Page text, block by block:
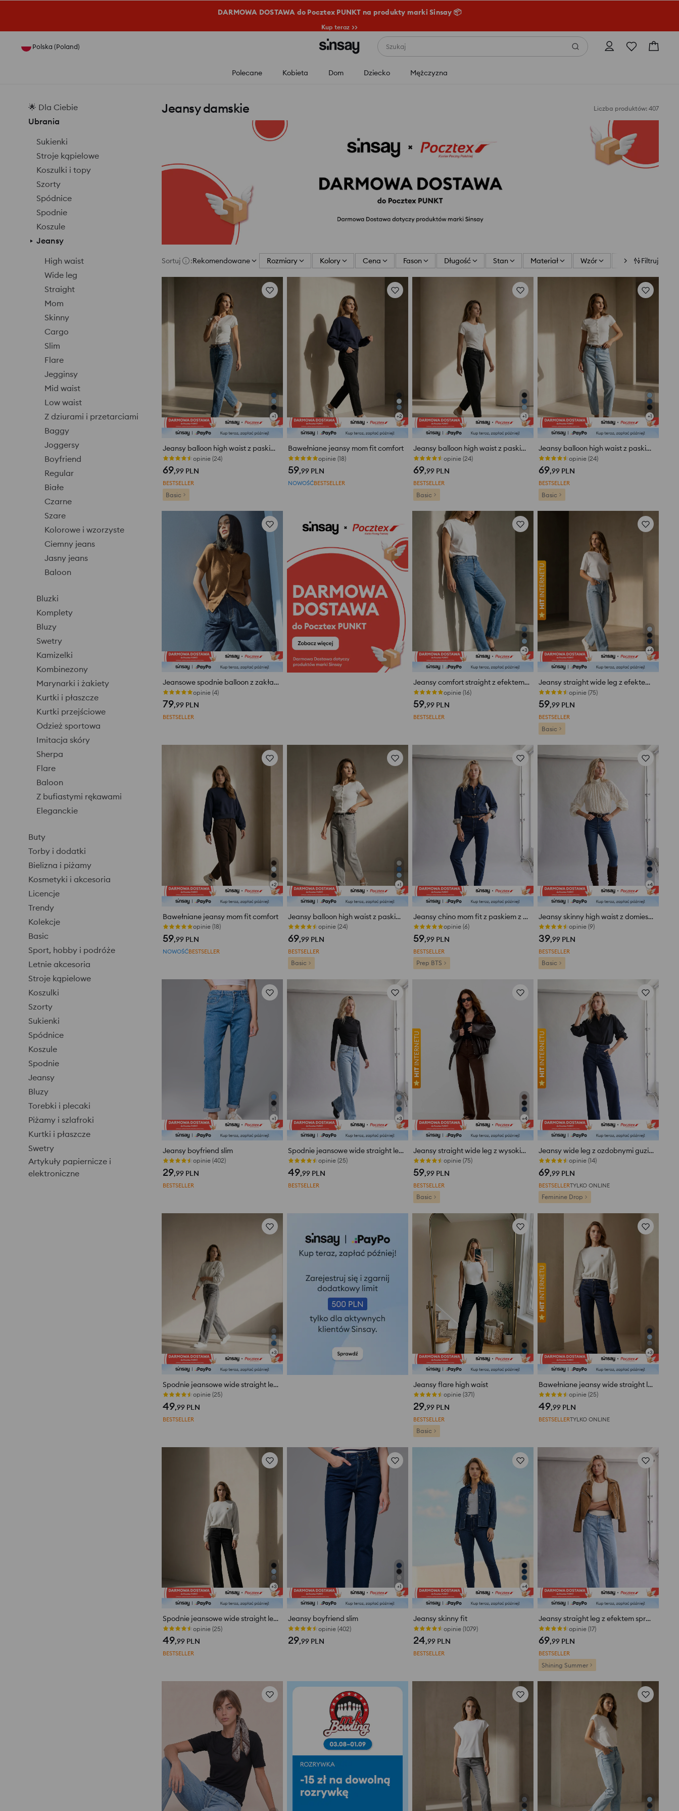
DARMOWA DOSTAWA do Pocztex PUNKT na produkty marki Sinsay 📦
Kup teraz >>
Polska (Poland) Szukaj
Polecane Kobieta Dom Dziecko Mężczyzna
🌟 Dla Ciebie
Ubrania
Sukienki
Stroje kąpielowe
Koszulki i topy
Szorty
Spódnice
Spodnie
Koszule
Jeansy
High waist
Wide leg
Straight
Mom
Skinny
Cargo
Slim
Flare
Jegginsy
Mid waist
Low waist
Z dziurami i przetarciami
Baggy
Joggersy
Boyfriend
Regular
Białe
Czarne
Szare
Kolorowe i wzorzyste
Ciemny jeans
Jasny jeans
Baloon
Bluzki
Komplety
Bluzy
Swetry
Kamizelki
Kombinezony
Marynarki i żakiety
Kurtki i płaszcze
Kurtki przejściowe
Odzież sportowa
Imitacja skóry
Sherpa
Flare
Baloon
Z bufiastymi rękawami
Eleganckie
Buty
Torby i dodatki
Bielizna i piżamy
Kosmetyki i akcesoria
Licencje
Trendy
Kolekcje
Basic
Sport, hobby i podróże
Letnie akcesoria
Stroje kąpielowe
Koszulki
Szorty
Sukienki
Spódnice
Koszule
Spodnie
Jeansy
Bluzy
Torebki i plecaki
Piżamy i szlafroki
Kurtki i płaszcze
Swetry
Artykuły papiernicze i
elektroniczne
Jeansy damskie Liczba produktów: 407
Sortuj :Rekomendowane Rozmiary Kolory Cena Fason Długość Stan Materiał Wzór Sezon Filtruj
+1
Jeansy balloon high waist z paskiem
opinie (24)
69,99 PLN
BESTSELLER
Basic
+2
Bawełniane jeansy mom fit comfort
opinie (18)
59,99 PLN
NOWOŚĆBESTSELLER
+1
Jeansy balloon high waist z paskiem
opinie (24)
69,99 PLN
BESTSELLER
Basic
+1
Jeansy balloon high waist z paskiem
opinie (24)
69,99 PLN
BESTSELLER
Basic
Jeansowe spodnie balloon z zakładkami, w pionowe paski
opinie (4)
79,99 PLN
BESTSELLER
+3
Jeansy comfort straight z efektem sprania
opinie (16)
59,99 PLN
BESTSELLER
+4
Jeansy straight wide leg z efektem sprania
opinie (75)
59,99 PLN
BESTSELLER
Basic
+2
Bawełniane jeansy mom fit comfort
opinie (18)
59,99 PLN
NOWOŚĆBESTSELLER
+1
Jeansy balloon high waist z paskiem
opinie (24)
69,99 PLN
BESTSELLER
Basic
Jeansy chino mom fit z paskiem z domieszką wiskozy
opinie (6)
59,99 PLN
BESTSELLER
Prep BTS
+4
Jeansy skinny high waist z domieszką wiskozy
opinie (9)
39,99 PLN
BESTSELLER
Basic
+1
Jeansy boyfriend slim
opinie (402)
29,99 PLN
BESTSELLER
+3
Spodnie jeansowe wide straight leg z efektem sprania
opinie (25)
49,99 PLN
BESTSELLER
+4
Jeansy straight wide leg z wysokim stanem
opinie (75)
59,99 PLN
BESTSELLER
Basic
Jeansy wide leg z ozdobnymi guzikami
opinie (14)
69,99 PLN
BESTSELLERTYLKO ONLINE
Feminine Drop
+3
Spodnie jeansowe wide straight leg z efektem sprania
opinie (25)
49,99 PLN
BESTSELLER
Jeansy flare high waist
opinie (371)
29,99 PLN
BESTSELLER
Basic
+3
Bawełniane jeansy wide straight leg
opinie (25)
49,99 PLN
BESTSELLERTYLKO ONLINE
+3
Spodnie jeansowe wide straight leg z efektem sprania
opinie (25)
49,99 PLN
BESTSELLER
+1
Jeansy boyfriend slim
opinie (402)
29,99 PLN
+4
Jeansy skinny fit
opinie (1079)
24,99 PLN
BESTSELLER
Jeansy straight leg z efektem sprania z lyocellu
opinie (17)
69,99 PLN
BESTSELLER
Shining Summer